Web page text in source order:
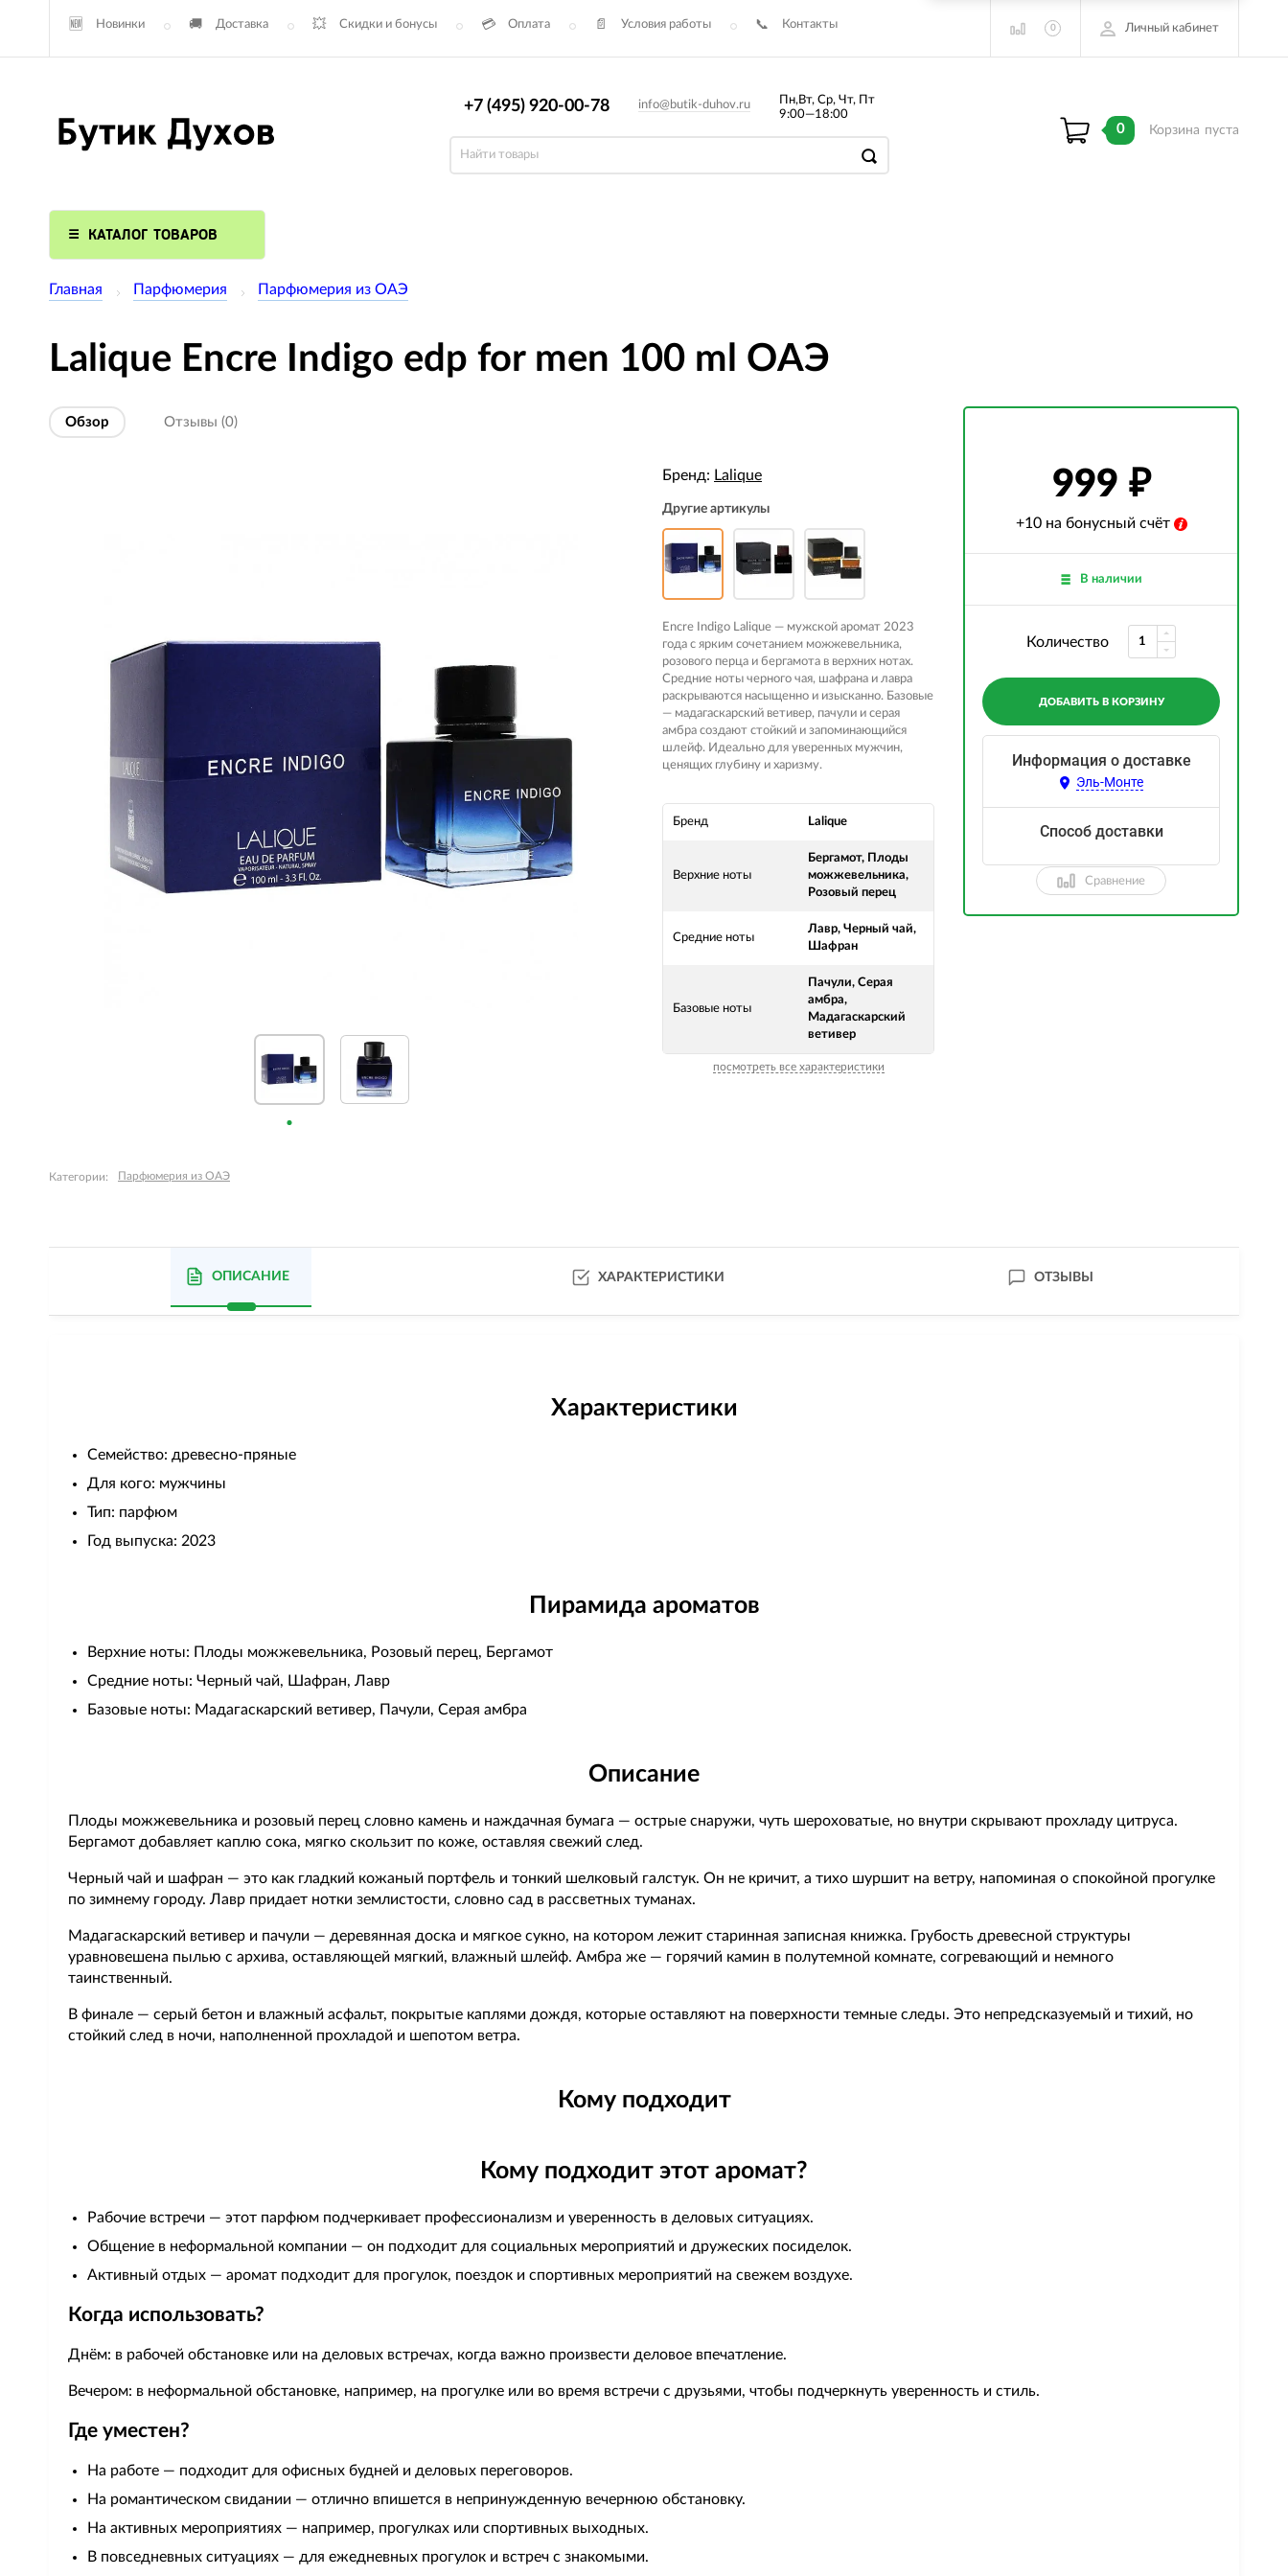
Новинки Доставка Скидки и бонусы Оплата Условия работы Контакты 0 Личный кабинет
+7 (495) 920-00-78 info@butik-duhov.ru
Пн,Вт, Ср, Чт, Пт
9:00—18:00
0 Корзина пуста
КАТАЛОГ ТОВАРОВ
Главная Парфюмерия Парфюмерия из ОАЭ
Lalique Encre Indigo edp for men 100 ml ОАЭ
Обзор Отзывы (0)
Бренд: Lalique
Другие артикулы
Encre Indigo Lalique — мужской аромат 2023
года с ярким сочетанием можжевельника,
розового перца и бергамота в верхних нотах.
Средние ноты черного чая, шафрана и лавра
раскрываются насыщенно и изысканно. Базовые
— мадагаскарский ветивер, пачули и серая
амбра создают стойкий и запоминающийся
шлейф. Идеально для уверенных мужчин,
ценящих глубину и харизму.
Бренд Lalique
Верхние ноты
Бергамот, Плоды
можжевельника,
Розовый перец
Средние ноты
Лавр, Черный чай,
Шафран
Базовые ноты
Пачули, Серая
амбра,
Мадагаскарский
ветивер
посмотреть все характеристики
Категории: Парфюмерия из ОАЭ
999
+10 на бонусный счёт
В наличии
Количество
ДОБАВИТЬ В КОРЗИНУ
Информация о доставке
Эль-Монте
Способ доставки
Сравнение
ОПИСАНИЕ ХАРАКТЕРИСТИКИ ОТЗЫВЫ
Характеристики
Семейство: древесно-пряные
Для кого: мужчины
Тип: парфюм
Год выпуска: 2023
Пирамида ароматов
Верхние ноты: Плоды можжевельника, Розовый перец, Бергамот
Средние ноты: Черный чай, Шафран, Лавр
Базовые ноты: Мадагаскарский ветивер, Пачули, Серая амбра
Описание
Плоды можжевельника и розовый перец словно камень и наждачная бумага — острые снаружи, чуть шероховатые, но внутри скрывают прохладу цитруса.
Бергамот добавляет каплю сока, мягко скользит по коже, оставляя свежий след.
Черный чай и шафран — это как гладкий кожаный портфель и тонкий шелковый галстук. Он не кричит, а тихо шуршит на ветру, напоминая о спокойной прогулке
по зимнему городу. Лавр придает нотки землистости, словно сад в рассветных туманах.
Мадагаскарский ветивер и пачули — деревянная доска и мягкое сукно, на котором лежит старинная записная книжка. Грубость древесной структуры
уравновешена пылью с архива, оставляющей мягкий, влажный шлейф. Амбра же — горячий камин в полутемной комнате, согревающий и немного
таинственный.
В финале — серый бетон и влажный асфальт, покрытые каплями дождя, которые оставляют на поверхности темные следы. Это непредсказуемый и тихий, но
стойкий след в ночи, наполненной прохладой и шепотом ветра.
Кому подходит
Кому подходит этот аромат?
Рабочие встречи — этот парфюм подчеркивает профессионализм и уверенность в деловых ситуациях.
Общение в неформальной компании — он подходит для социальных мероприятий и дружеских посиделок.
Активный отдых — аромат подходит для прогулок, поездок и спортивных мероприятий на свежем воздухе.
Когда использовать?
Днём: в рабочей обстановке или на деловых встречах, когда важно произвести деловое впечатление.
Вечером: в неформальной обстановке, например, на прогулке или во время встречи с друзьями, чтобы подчеркнуть уверенность и стиль.
Где уместен?
На работе — подходит для офисных будней и деловых переговоров.
На романтическом свидании — отлично впишется в непринужденную вечернюю обстановку.
На активных мероприятиях — например, прогулках или спортивных выходных.
В повседневных ситуациях — для ежедневных прогулок и встреч с знакомыми.